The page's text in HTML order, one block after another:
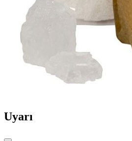
Uyarı